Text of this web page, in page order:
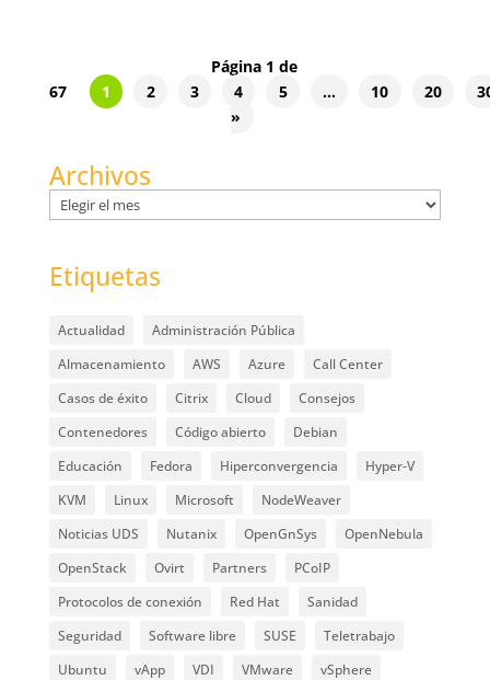
Página 1 de
67
1 2 3 4 5 ... 10 20
»
Archivos
Archivos
Etiquetas
Actualidad
Administración Pública
Almacenamiento
AWS Azure
Call Center
Casos de éxito
Citrix Cloud
Consejos
Contenedores
Código abierto
Debian
Educación
Fedora Hiperconvergencia
Hyper-V
KVM
Linux Microsoft
NodeWeaver
Noticias UDS
Nutanix OpenGnSys
OpenNebula
OpenStack
Ovirt Partners
PCoIP
Protocolos de conexión
Red Hat
Sanidad
Seguridad
Software libre SUSE
Teletrabajo
Ubuntu
vApp VDI VMware
vSphere